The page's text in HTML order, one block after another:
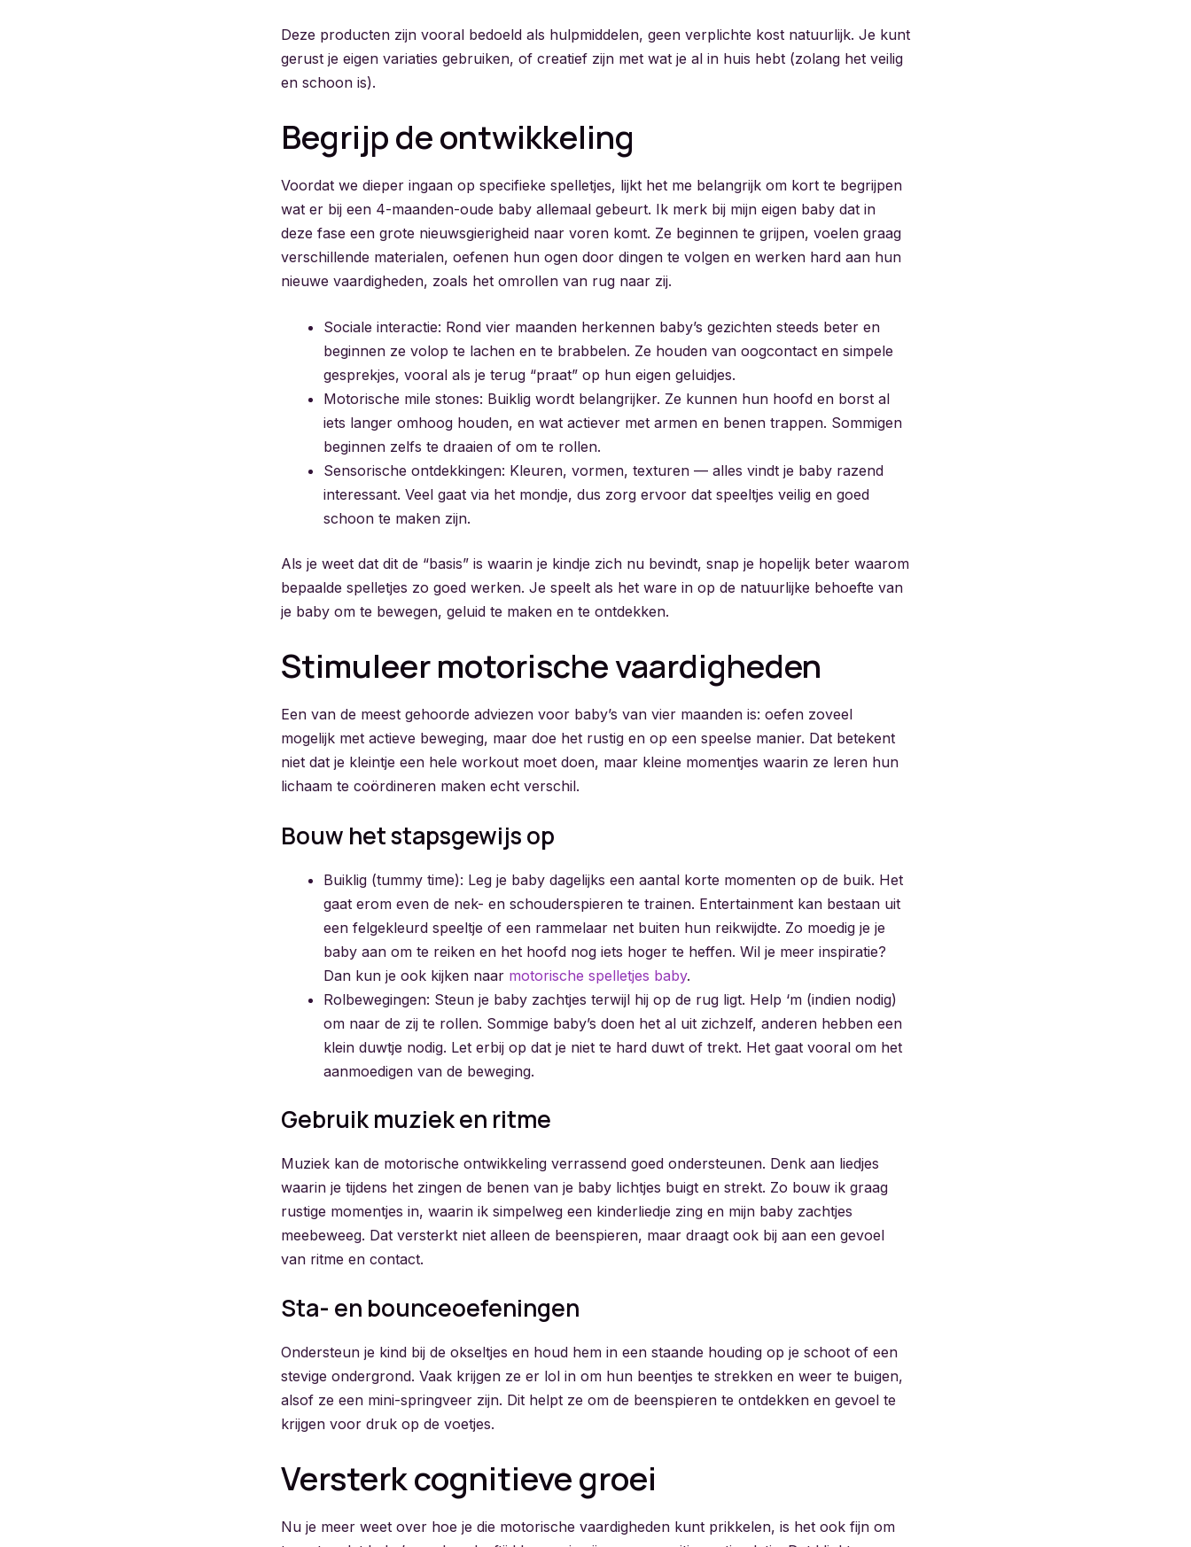
Deze producten zijn vooral bedoeld als hulpmiddelen, geen verplichte kost natuurlijk. Je kunt
gerust je eigen variaties gebruiken, of creatief zijn met wat je al in huis hebt (zolang het veilig
en schoon is).
Begrijp de ontwikkeling
Voordat we dieper ingaan op specifieke spelletjes, lijkt het me belangrijk om kort te begrijpen
wat er bij een 4-maanden-oude baby allemaal gebeurt. Ik merk bij mijn eigen baby dat in
deze fase een grote nieuwsgierigheid naar voren komt. Ze beginnen te grijpen, voelen graag
verschillende materialen, oefenen hun ogen door dingen te volgen en werken hard aan hun
nieuwe vaardigheden, zoals het omrollen van rug naar zij.
Sociale interactie: Rond vier maanden herkennen baby’s gezichten steeds beter en
beginnen ze volop te lachen en te brabbelen. Ze houden van oogcontact en simpele
gesprekjes, vooral als je terug “praat” op hun eigen geluidjes.
Motorische mile stones: Buiklig wordt belangrijker. Ze kunnen hun hoofd en borst al
iets langer omhoog houden, en wat actiever met armen en benen trappen. Sommigen
beginnen zelfs te draaien of om te rollen.
Sensorische ontdekkingen: Kleuren, vormen, texturen — alles vindt je baby razend
interessant. Veel gaat via het mondje, dus zorg ervoor dat speeltjes veilig en goed
schoon te maken zijn.
Als je weet dat dit de “basis” is waarin je kindje zich nu bevindt, snap je hopelijk beter waarom
bepaalde spelletjes zo goed werken. Je speelt als het ware in op de natuurlijke behoefte van
je baby om te bewegen, geluid te maken en te ontdekken.
Stimuleer motorische vaardigheden
Een van de meest gehoorde adviezen voor baby’s van vier maanden is: oefen zoveel
mogelijk met actieve beweging, maar doe het rustig en op een speelse manier. Dat betekent
niet dat je kleintje een hele workout moet doen, maar kleine momentjes waarin ze leren hun
lichaam te coördineren maken echt verschil.
Bouw het stapsgewijs op
Buiklig (tummy time): Leg je baby dagelijks een aantal korte momenten op de buik. Het
gaat erom even de nek- en schouderspieren te trainen. Entertainment kan bestaan uit
een felgekleurd speeltje of een rammelaar net buiten hun reikwijdte. Zo moedig je je
baby aan om te reiken en het hoofd nog iets hoger te heffen. Wil je meer inspiratie?
Dan kun je ook kijken naar motorische spelletjes baby.
Rolbewegingen: Steun je baby zachtjes terwijl hij op de rug ligt. Help ‘m (indien nodig)
om naar de zij te rollen. Sommige baby’s doen het al uit zichzelf, anderen hebben een
klein duwtje nodig. Let erbij op dat je niet te hard duwt of trekt. Het gaat vooral om het
aanmoedigen van de beweging.
Gebruik muziek en ritme
Muziek kan de motorische ontwikkeling verrassend goed ondersteunen. Denk aan liedjes
waarin je tijdens het zingen de benen van je baby lichtjes buigt en strekt. Zo bouw ik graag
rustige momentjes in, waarin ik simpelweg een kinderliedje zing en mijn baby zachtjes
meebeweeg. Dat versterkt niet alleen de beenspieren, maar draagt ook bij aan een gevoel
van ritme en contact.
Sta- en bounceoefeningen
Ondersteun je kind bij de okseltjes en houd hem in een staande houding op je schoot of een
stevige ondergrond. Vaak krijgen ze er lol in om hun beentjes te strekken en weer te buigen,
alsof ze een mini-springveer zijn. Dit helpt ze om de beenspieren te ontdekken en gevoel te
krijgen voor druk op de voetjes.
Versterk cognitieve groei
Nu je meer weet over hoe je die motorische vaardigheden kunt prikkelen, is het ook fijn om